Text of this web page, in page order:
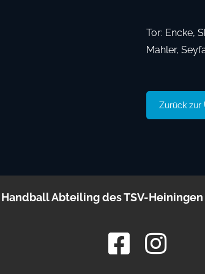
Tor: Encke,
Mahler,
Zurück zur
Abteiling des TSV-